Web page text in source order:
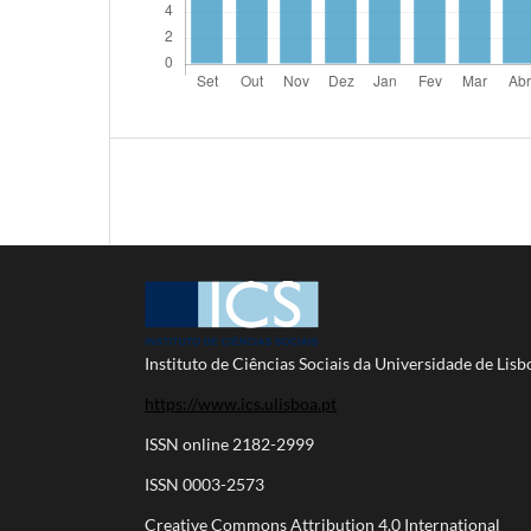
Instituto de Ciências Sociais da Universidade de
https://www.ics.ulisboa.pt
ISSN online 2182-2999
ISSN 0003-2573
Creative Commons Attribution 4.0 International